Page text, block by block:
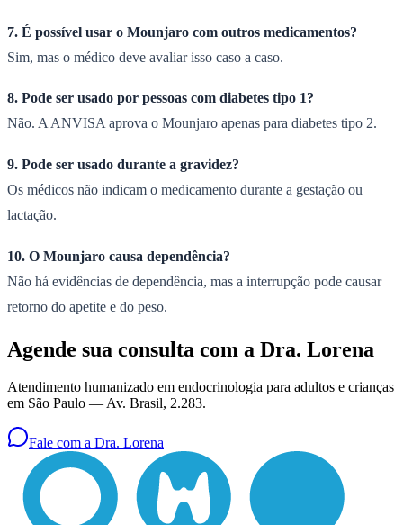
7. É possível usar o Mounjaro com outros medicamentos?
Sim, mas o médico deve avaliar isso caso a caso.
8. Pode ser usado por pessoas com diabetes tipo 1?
Não. A ANVISA aprova o Mounjaro apenas para diabetes tipo 2.
9. Pode ser usado durante a gravidez?
Os médicos não indicam o medicamento durante a gestação ou
lactação.
10. O Mounjaro causa dependência?
Não há evidências de dependência, mas a interrupção pode causar
retorno do apetite e do peso.
Agende sua consulta com a Dra. Lorena
Atendimento humanizado em endocrinologia para adultos e crianças
em São Paulo —Av. Brasil, 2.283.
Fale com a Dra. Lorena